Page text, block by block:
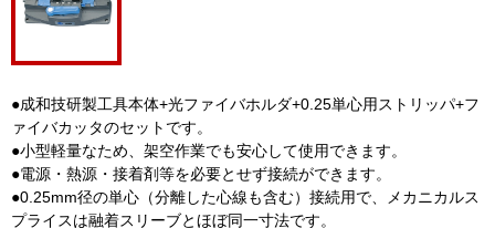
●成和技研製工具本体+光ファイバホルダ+0.25単心用ストリッパ+フ
ァイバカッタのセットです。
●小型軽量なため、架空作業でも安心して使用できます。
●電源・熱源・接着剤等を必要とせず接続ができます。
●0.25mm径の単心（分離した心線も含む）接続用で、メカニカルス
プライスは融着スリーブとほぼ同一寸法です。